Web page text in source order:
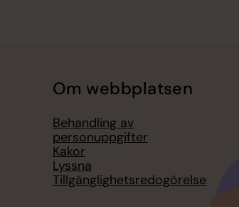
Om webbplatsen
Behandling av
personuppgifter
Kakor
Lyssna
Tillgänglighetsredogörelse